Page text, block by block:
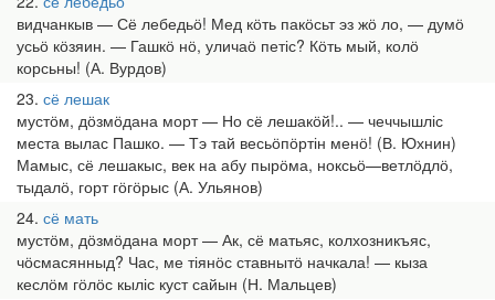
видчанкыв — Сё лебедьӧ! Мед кӧть пакӧсьт эз жӧ ло, — думӧ
усьӧ кӧзяин. — Гашкӧ нӧ, уличаӧ петіс? Кӧть мый, колӧ
корсьны! (А. Вурдов)
23 сё лешак
мустӧм, дӧзмӧдана морт — Но сё лешакӧй!.. — чеччышліс
места вылас Пашко. — Тэ тай весьӧпӧртін менӧ! (В. Юхнин)
Мамыс, сё лешакыс, век на абу пырӧма, ноксьӧ—ветлӧдлӧ,
тыдалӧ, горт гӧгӧрыс (А. Ульянов)
24 сё мать
мустӧм, дӧзмӧдана морт — Ак, сё матьяс, колхозникъяс,
чӧсмасянныд? Час, ме тіянӧс ставнытӧ начкала! — кыза
кеслӧм гӧлӧс кыліс куст сайын (Н. Мальцев)